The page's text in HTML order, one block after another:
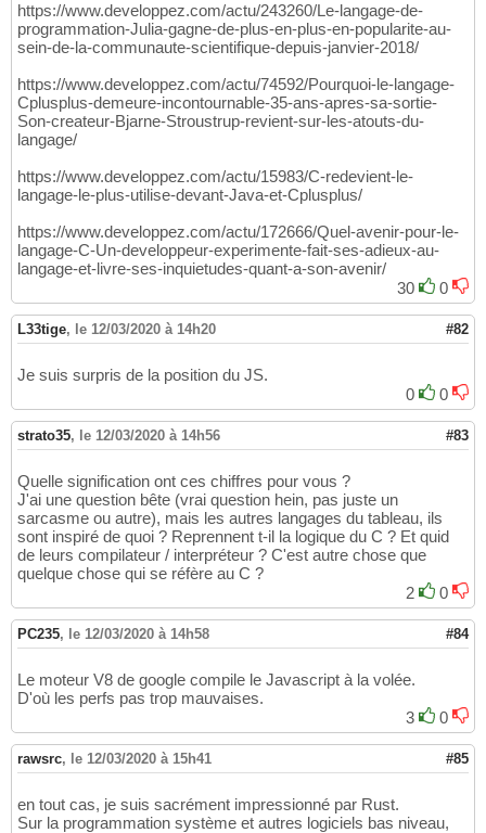
https://www.developpez.com/actu/243260/Le-langage-de-
programmation-Julia-gagne-de-plus-en-plus-en-popularite-au-
sein-de-la-communaute-scientifique-depuis-janvier-2018/
https://www.developpez.com/actu/74592/Pourquoi-le-langage-
Cplusplus-demeure-incontournable-35-ans-apres-sa-sortie-
Son-createur-Bjarne-Stroustrup-revient-sur-les-atouts-du-
langage/
https://www.developpez.com/actu/15983/C-redevient-le-
langage-le-plus-utilise-devant-Java-et-Cplusplus/
https://www.developpez.com/actu/172666/Quel-avenir-pour-le-
langage-C-Un-developpeur-experimente-fait-ses-adieux-au-
langage-et-livre-ses-inquietudes-quant-a-son-avenir/
30
0
L33tige, le 12/03/2020 à 14h20 #82
Je suis surpris de la position du JS.
0
0
strato35, le 12/03/2020 à 14h56 #83
Quelle signification ont ces chiffres pour vous ?
J'ai une question bête (vrai question hein, pas juste un
sarcasme ou autre), mais les autres langages du tableau, ils
sont inspiré de quoi ? Reprennent t-il la logique du C ? Et quid
de leurs compilateur / interpréteur ? C'est autre chose que
quelque chose qui se réfère au C ?
2
0
PC235, le 12/03/2020 à 14h58 #84
Le moteur V8 de google compile le Javascript à la volée.
D'où les perfs pas trop mauvaises.
3
0
rawsrc, le 12/03/2020 à 15h41 #85
en tout cas, je suis sacrément impressionné par Rust.
Sur la programmation système et autres logiciels bas niveau,